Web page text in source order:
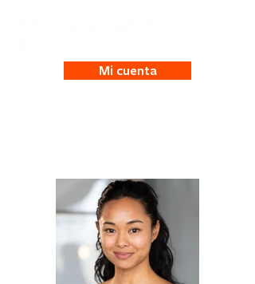
Mi cuenta